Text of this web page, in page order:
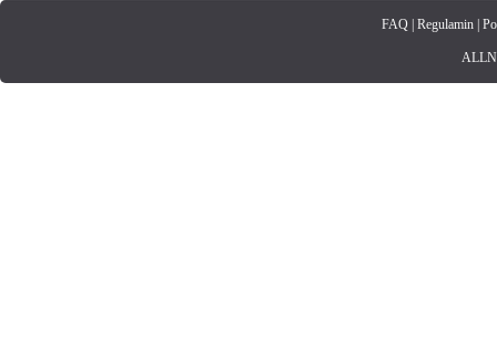
FAQ| Regulamin|